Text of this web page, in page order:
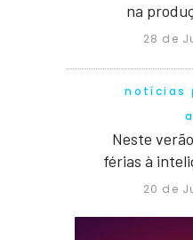
na
28 de
notícias
Neste
férias à
20 de